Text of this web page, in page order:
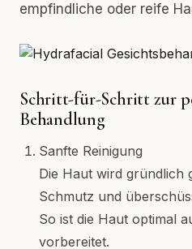
empfindliche oder reife
Schritt-für-Schritt zur
Behandlung
Sanfte Reinigung
Die Haut wird gründlich
Schmutz und
So ist die Haut optimal
vorbereitet.